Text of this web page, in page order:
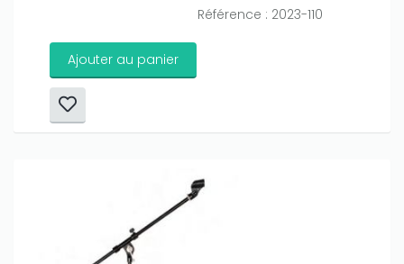
Référence : 2023-110
Ajouter au panier